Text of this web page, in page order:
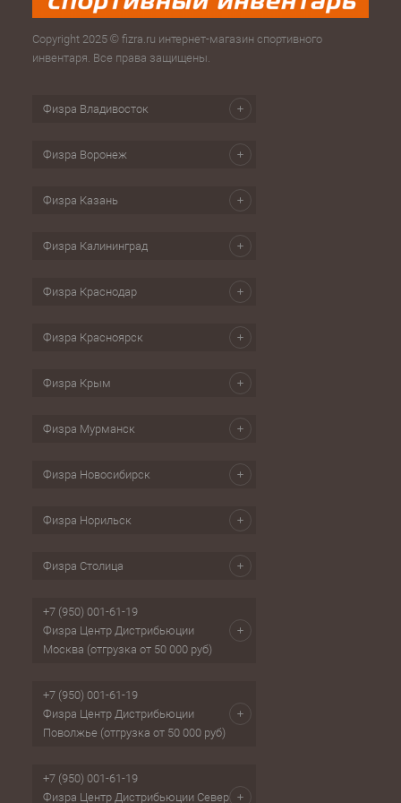
Copyright 2025 © fizra.ru интернет-магазин спортивного
инвентаря. Все права защищены.
Физра Владивосток
Физра Воронеж
Физра Казань
Физра Калининград
Физра Краснодар
Физра Красноярск
Физра Крым
Физра Мурманск
Физра Новосибирск
Физра Норильск
Физра Столица
+7 (950) 001-61-19
Физра Центр Дистрибьюции
Москва (отгрузка от 50 000 руб)
+7 (950) 001-61-19
Физра Центр Дистрибьюции
Поволжье (отгрузка от 50 000 руб)
+7 (950) 001-61-19
Физра Центр Дистрибьюции Север